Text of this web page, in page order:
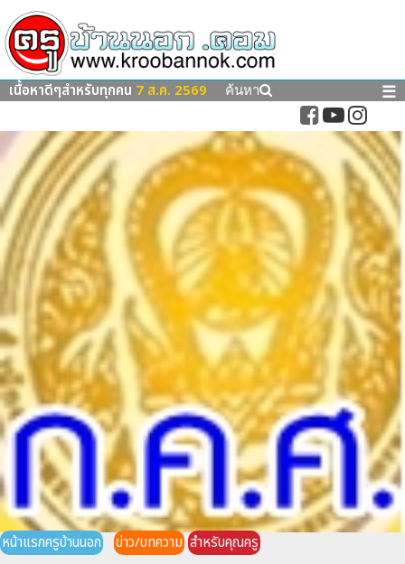
เนื้อหาดีๆสำหรับทุกคน 7 ส.ค. 2569 ค้นหา ☰
หน้าแรกครูบ้านนอก ข่าว/บทความ สำหรับคุณครู